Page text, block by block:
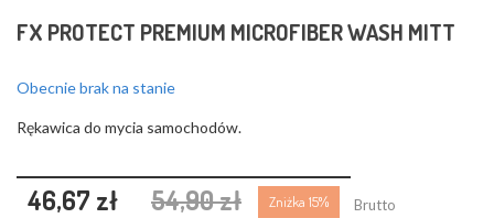
FX PROTECT PREMIUM MICROFIBER WASH MITT
Obecnie brak na stanie
Rękawica do mycia samochodów.
46,67 zł 54,90 zł Zniżka 15% Brutto